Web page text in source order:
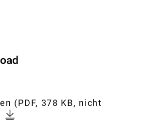
(PDF, 378 KB, nicht